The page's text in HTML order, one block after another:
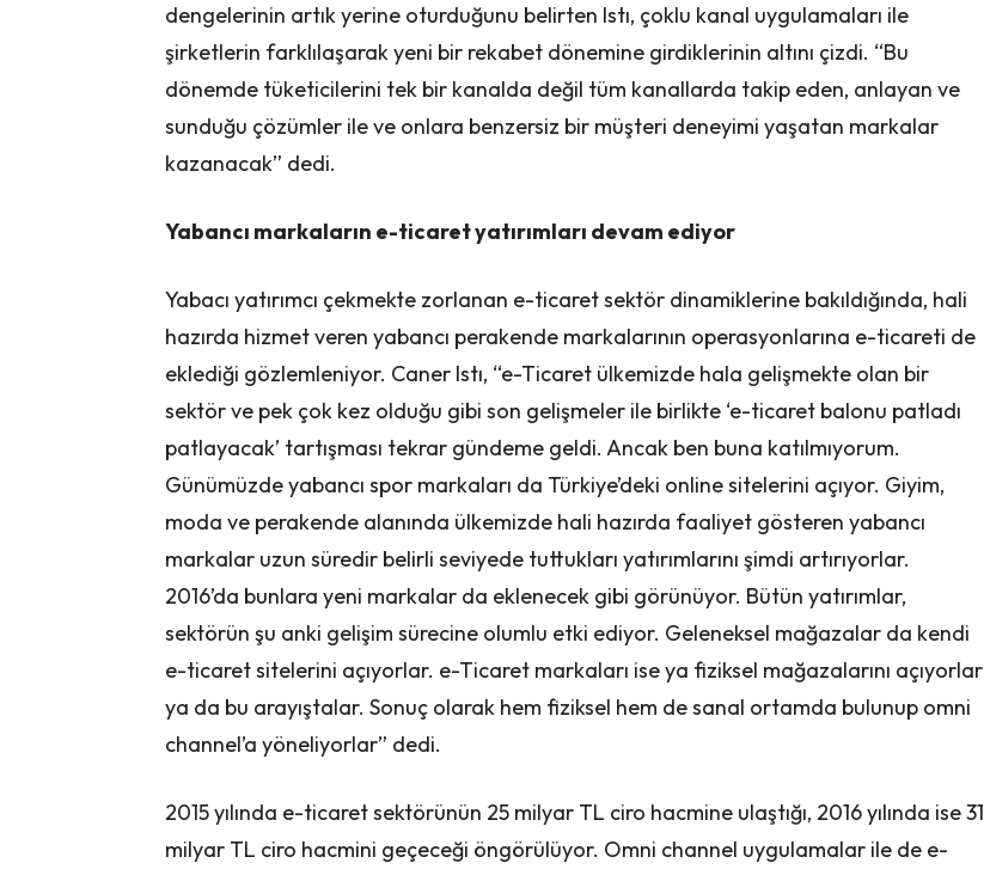
dengelerinin artık yerine oturduğunu belirten Istı, çoklu kanal uygulamaları ile
şirketlerin farklılaşarak yeni bir rekabet dönemine girdiklerinin altını çizdi. “Bu
dönemde tüketicilerini tek bir kanalda değil tüm kanallarda takip eden, anlayan ve
sunduğu çözümler ile ve onlara benzersiz bir müşteri deneyimi yaşatan markalar
kazanacak” dedi.
Yabancı markaların e-ticaret yatırımları devam ediyor
Yabacı yatırımcı çekmekte zorlanan e-ticaret sektör dinamiklerine bakıldığında, hali
hazırda hizmet veren yabancı perakende markalarının operasyonlarına e-ticareti de
eklediği gözlemleniyor. Caner Istı, “e-Ticaret ülkemizde hala gelişmekte olan bir
sektör ve pek çok kez olduğu gibi son gelişmeler ile birlikte ‘e-ticaret balonu patladı
patlayacak’ tartışması tekrar gündeme geldi. Ancak ben buna katılmıyorum.
Günümüzde yabancı spor markaları da Türkiye’deki online sitelerini açıyor. Giyim,
moda ve perakende alanında ülkemizde hali hazırda faaliyet gösteren yabancı
markalar uzun süredir belirli seviyede tuttukları yatırımlarını şimdi artırıyorlar.
2016’da bunlara yeni markalar da eklenecek gibi görünüyor. Bütün yatırımlar,
sektörün şu anki gelişim sürecine olumlu etki ediyor. Geleneksel mağazalar da kendi
e-ticaret sitelerini açıyorlar. e-Ticaret markaları ise ya fiziksel mağazalarını açıyorlar
ya da bu arayıştalar. Sonuç olarak hem fiziksel hem de sanal ortamda bulunup omni
channel’a yöneliyorlar” dedi.
2015 yılında e-ticaret sektörünün 25 milyar TL ciro hacmine ulaştığı, 2016 yılında ise 31
milyar TL ciro hacmini geçeceği öngörülüyor. Omni channel uygulamalar ile de e-